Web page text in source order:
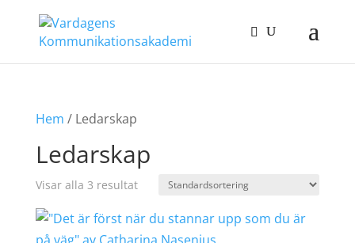
Hem / Ledarskap
Ledarskap
Visar alla 3 resultat